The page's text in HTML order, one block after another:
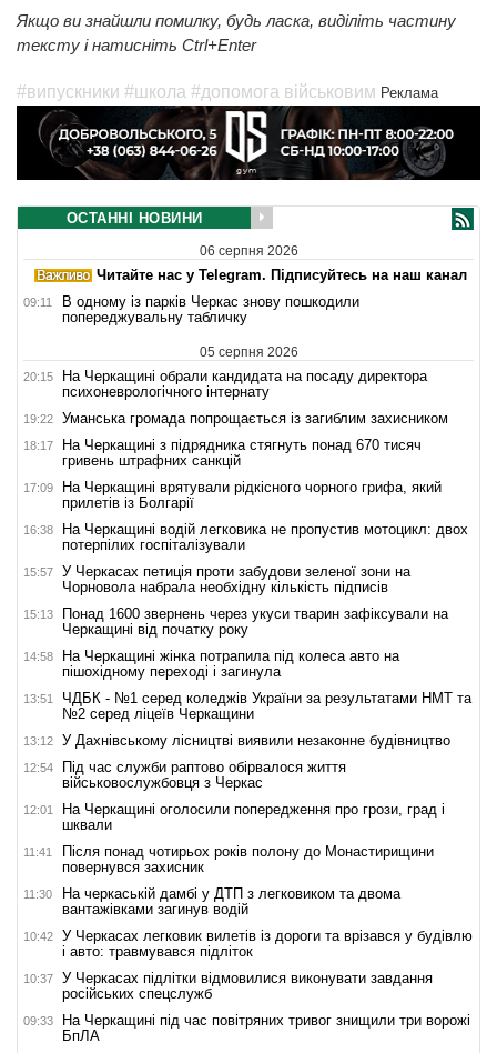
Якщо ви знайшли помилку, будь ласка, виділіть частину
тексту і натисніть Ctrl+Enter
#випускники #школа #допомога військовим Реклама
ОСТАННІ НОВИНИ
06 серпня 2026
Читайте нас у Telegram. Підписуйтесь на наш канал
09:11
В одному із парків Черкас знову пошкодили
попереджувальну табличку
05 серпня 2026
20:15
На Черкащині обрали кандидата на посаду директора
психоневрологічного інтернату
19:22 Уманська громада попрощається із загиблим захисником
18:17
На Черкащині з підрядника стягнуть понад 670 тисяч
гривень штрафних санкцій
17:09
На Черкащині врятували рідкісного чорного грифа, який
прилетів із Болгарії
16:38
На Черкащині водій легковика не пропустив мотоцикл: двох
потерпілих госпіталізували
15:57
У Черкасах петиція проти забудови зеленої зони на
Чорновола набрала необхідну кількість підписів
15:13
Понад 1600 звернень через укуси тварин зафіксували на
Черкащині від початку року
14:58
На Черкащині жінка потрапила під колеса авто на
пішохідному переході і загинула
13:51
ЧДБК - №1 серед коледжів України за результатами НМТ та
№2 серед ліцеїв Черкащини
13:12 У Дахнівському лісництві виявили незаконне будівництво
12:54
Під час служби раптово обірвалося життя
військовослужбовця з Черкас
12:01
На Черкащині оголосили попередження про грози, град і
шквали
11:41
Після понад чотирьох років полону до Монастирищини
повернувся захисник
11:30
На черкаській дамбі у ДТП з легковиком та двома
вантажівками загинув водій
10:42
У Черкасах легковик вилетів із дороги та врізався у будівлю
і авто: травмувався підліток
10:37
У Черкасах підлітки відмовилися виконувати завдання
російських спецслужб
09:33
На Черкащині під час повітряних тривог знищили три ворожі
БпЛА